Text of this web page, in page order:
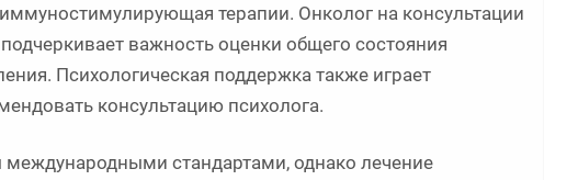
терапии. Онколог на консультации
важность оценки общего состояния
Психологическая поддержка также играет
консультацию психолога.
стандартами, однако лечение